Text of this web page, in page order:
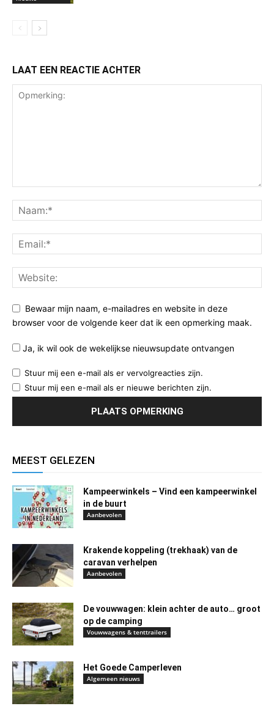
LAAT EEN REACTIE ACHTER
Bewaar mijn naam, e-mailadres en website in deze
browser voor de volgende keer dat ik een opmerking maak.
Ja, ik wil ook de wekelijkse nieuwsupdate ontvangen
Stuur mij een e-mail als er vervolgreacties zijn.
Stuur mij een e-mail als er nieuwe berichten zijn.
MEEST GELEZEN
Kampeerwinkels – Vind een kampeerwinkel
in de buurt
Aanbevolen
Krakende koppeling (trekhaak) van de
caravan verhelpen
Aanbevolen
De vouwwagen: klein achter de auto… groot
op de camping
Vouwwagens & tenttrailers
Het Goede Camperleven
Algemeen nieuws